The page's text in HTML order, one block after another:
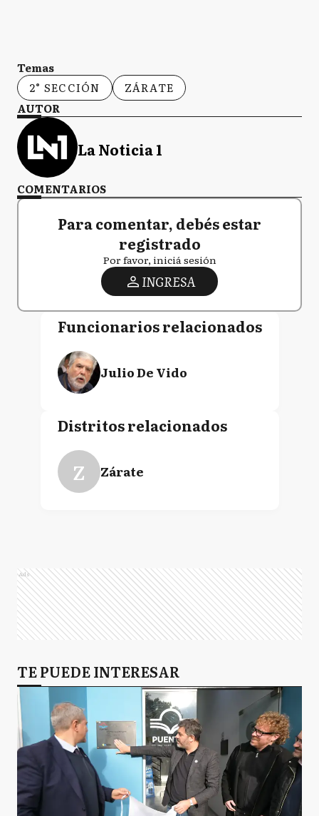
Temas
2° SECCIÓN
ZÁRATE
AUTOR
La Noticia 1
COMENTARIOS
Para comentar, debés estar
registrado
Por favor, iniciá sesión
INGRESA
Funcionarios relacionados
Julio De Vido
Distritos relacionados
Z Zárate
Ads
TE PUEDE INTERESAR